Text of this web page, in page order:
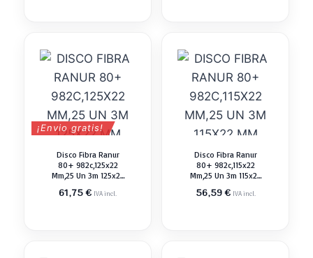
¡Envio gratis!
Disco Fibra Ranur
80+ 982c,125x22
Mm,25 Un 3m 125x22
61,75€ IVA incl.
Disco Fibra Ranur
80+ 982c,115x22
Mm,25 Un 3m 115x22
56,59€ IVA incl.